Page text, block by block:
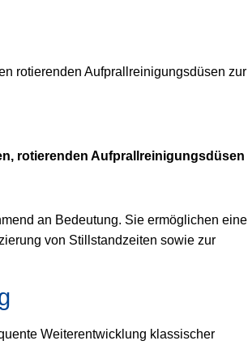
rotierenden Aufprallreinigungsdüsen
an Bedeutung. Sie ermöglichen eine
von Stillstandzeiten sowie zur
Weiterentwicklung klassischer